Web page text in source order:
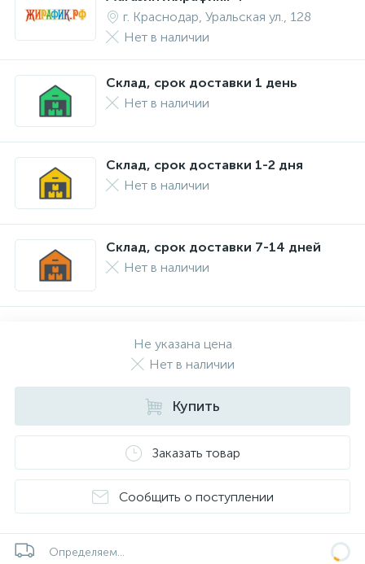
г. Краснодар, Уральская ул., 128
Нет в наличии
Склад, срок доставки 1 день
Нет в наличии
Склад, срок доставки 1-2 дня
Нет в наличии
Склад, срок доставки 7-14 дней
Нет в наличии
Не указана цена
Нет в наличии
Купить
Заказать товар
Сообщить о поступлении
Определяем...